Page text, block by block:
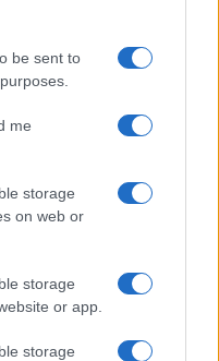
be sent to
me
storage
on web or
storage
or app.
storage
$593.58